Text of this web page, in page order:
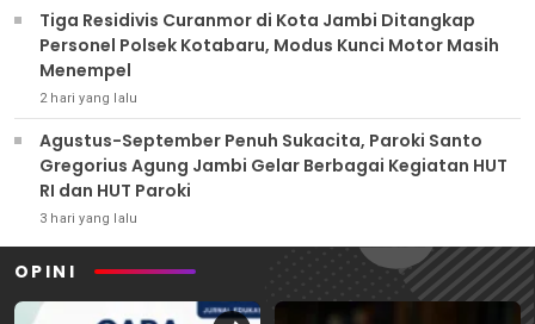
Tiga Residivis Curanmor di Kota Jambi Ditangkap
Personel Polsek Kotabaru, Modus Kunci Motor Masih
Menempel
2 hari yang lalu
Agustus-September Penuh Sukacita, Paroki Santo
Gregorius Agung Jambi Gelar Berbagai Kegiatan HUT
RI dan HUT Paroki
3 hari yang lalu
OPINI